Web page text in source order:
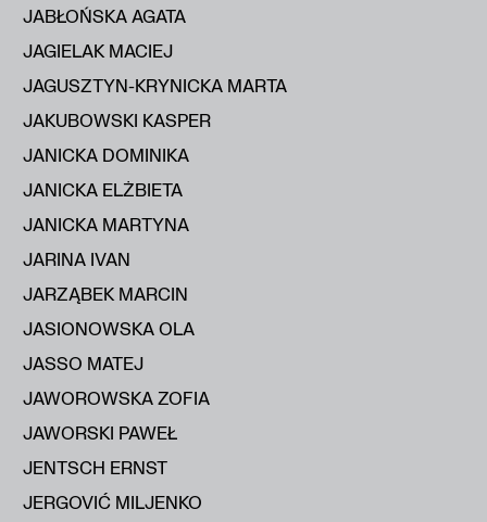
JABŁOŃSKA AGATA
JAGIELAK MACIEJ
JAGUSZTYN-KRYNICKA MARTA
JAKUBOWSKI KASPER
JANICKA DOMINIKA
JANICKA ELŻBIETA
JANICKA MARTYNA
JARINA IVAN
JARZĄBEK MARCIN
JASIONOWSKA OLA
JASSO MATEJ
JAWOROWSKA ZOFIA
JAWORSKI PAWEŁ
JENTSCH ERNST
JERGOVIĆ MILJENKO